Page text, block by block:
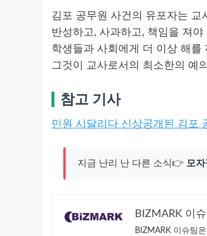
김포 공무원 사건의 유포자는 교
반성하고, 사과하고, 책임을 져
학생들과 사회에게 더 이상 해를
그것이 교사로서의 최소한의 예
참고 기사
민원 시달리다 신상공개된 김포
지금 난리 난 다른 소식👉 모자
BIZMARK 이
BIZMARK 이슈팀